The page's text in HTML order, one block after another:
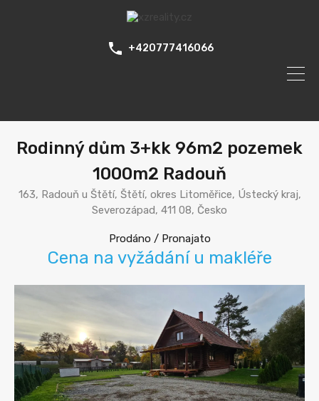
+420777416066
Rodinný dům 3+kk 96m2 pozemek
1000m2 Radouň
163, Radouň u Štětí, Štětí, okres Litoměřice, Ústecký kraj,
Severozápad, 411 08, Česko
Prodáno / Pronajato
Cena na vyžádání u makléře